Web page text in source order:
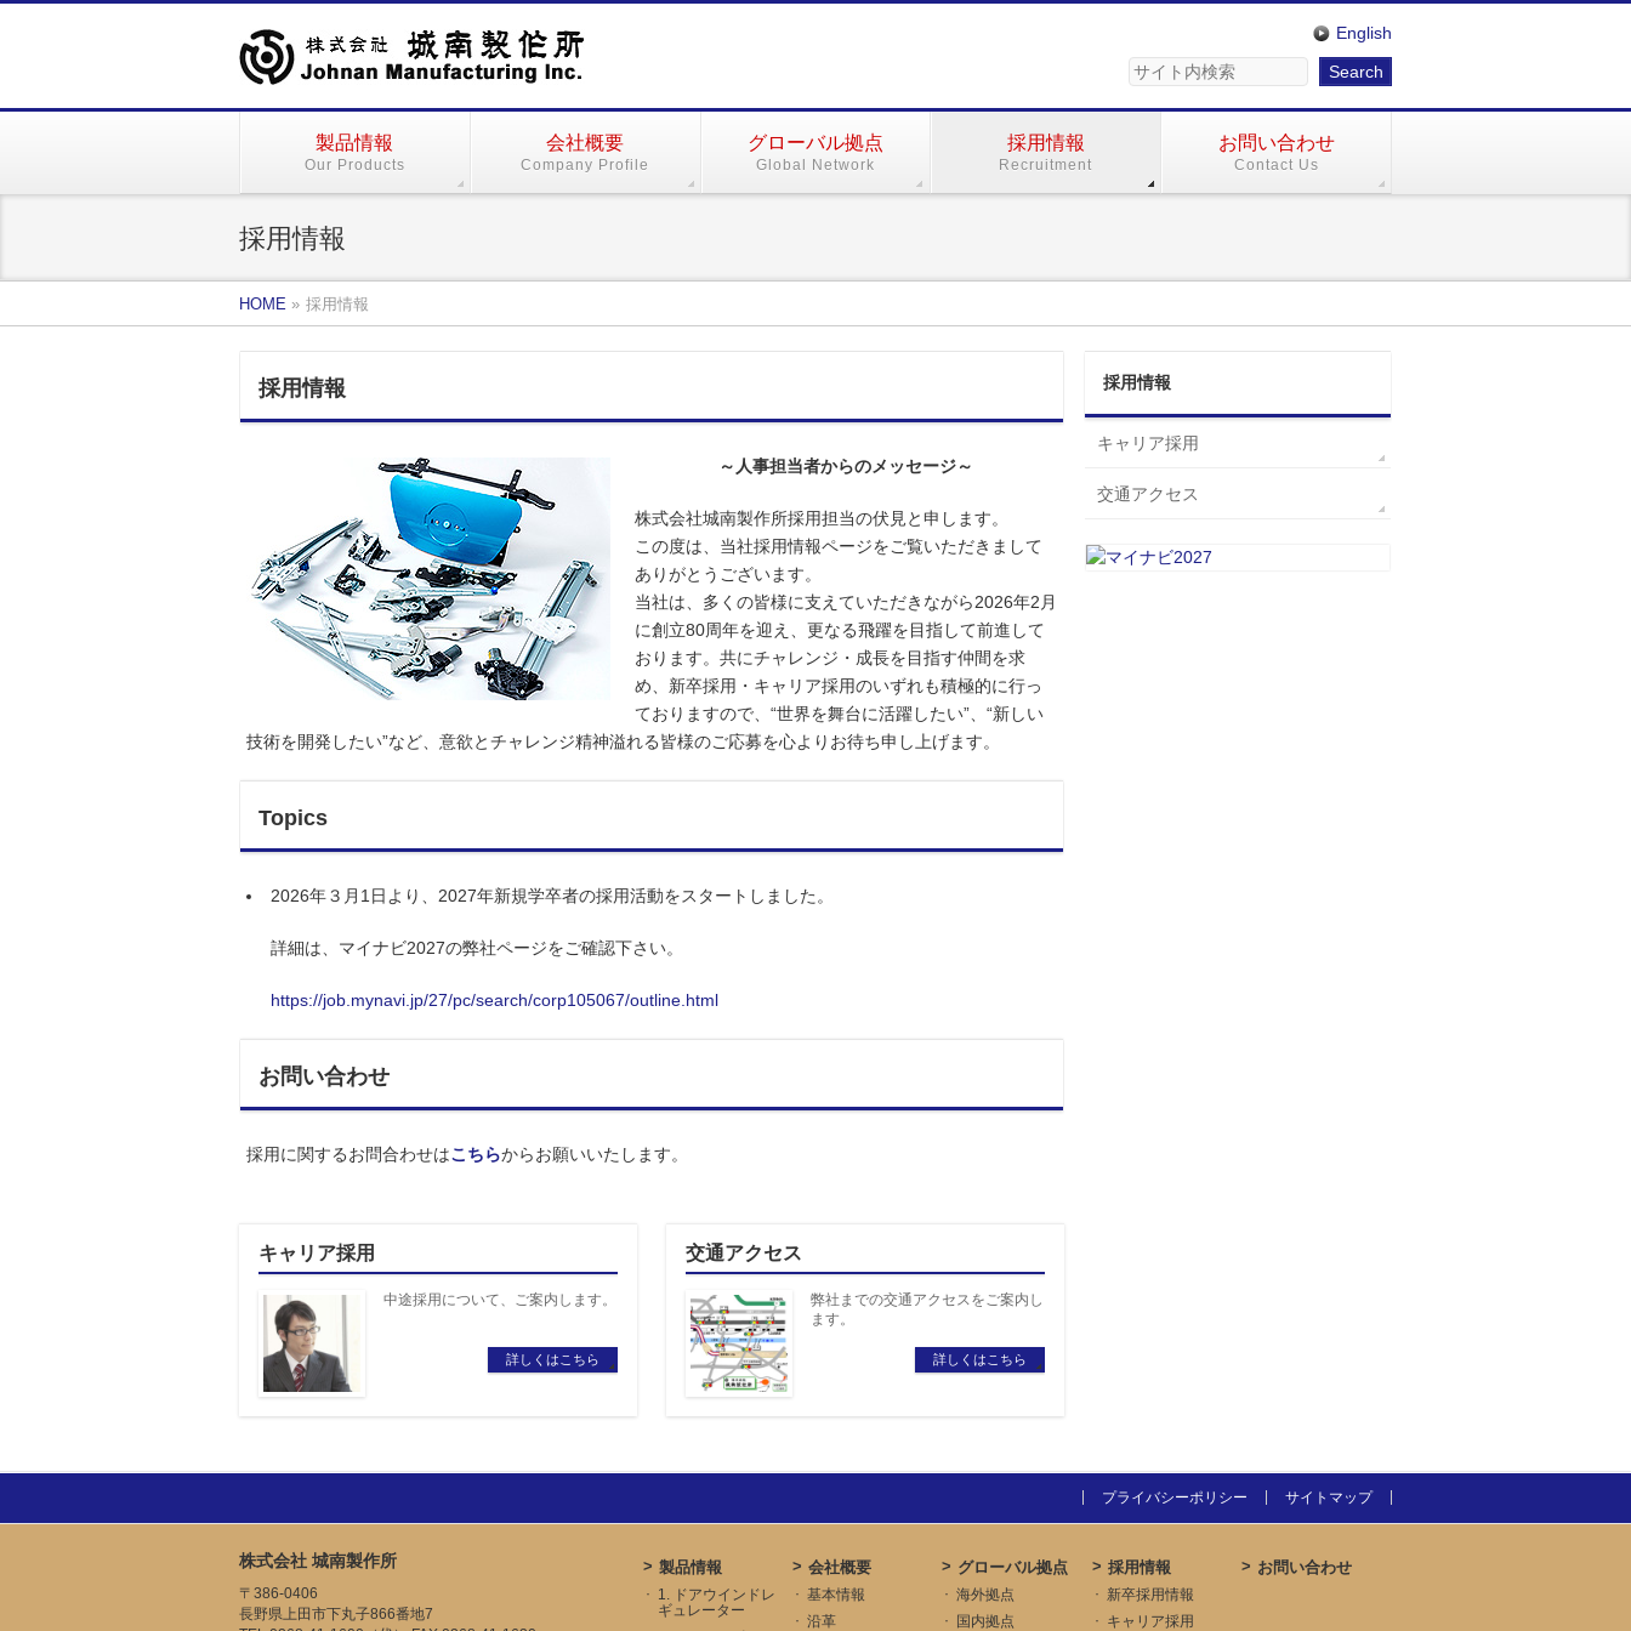
English
製品情報
Our Products
会社概要
Company Profile
グローバル拠点
Global Network
採用情報
Recruitment
お問い合わせ
Contact Us
採用情報
HOME » 採用情報
採用情報
～人事担当者からのメッセージ～
株式会社城南製作所採用担当の伏見と申します。
この度は、当社採用情報ページをご覧いただきまして
ありがとうございます。
当社は、多くの皆様に支えていただきながら2026年2月
に創立80周年を迎え、更なる飛躍を目指して前進して
おります。共にチャレンジ・成長を目指す仲間を求
め、新卒採用・キャリア採用のいずれも積極的に行っ
ておりますので、“世界を舞台に活躍したい”、“新しい
技術を開発したい”など、意欲とチャレンジ精神溢れる皆様のご応募を心よりお待ち申し上げます。
Topics
2026年３月1日より、2027年新規学卒者の採用活動をスタートしました。
詳細は、マイナビ2027の弊社ページをご確認下さい。
https://job.mynavi.jp/27/pc/search/corp105067/outline.html
お問い合わせ
採用に関するお問合わせはこちらからお願いいたします。
キャリア採用
中途採用について、ご案内します。
詳しくはこちら
交通アクセス
弊社までの交通アクセスをご案内し
ます。
詳しくはこちら
採用情報
キャリア採用
交通アクセス
プライバシーポリシー サイトマップ
株式会社 城南製作所
〒386-0406
長野県上田市下丸子866番地7
製品情報
1. ドアウインドレ
ギュレーター
会社概要
基本情報
沿革
グローバル拠点
海外拠点
国内拠点
採用情報
新卒採用情報
キャリア採用
お問い合わせ